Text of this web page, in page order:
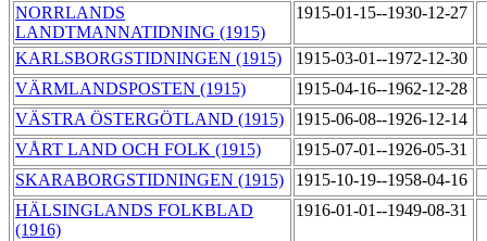
NORRLANDS
LANDTMANNATIDNING (1915)
1915-01-15--1930-12-27
KARLSBORGSTIDNINGEN (1915)
1915-03-01--1972-12-30
VÄRMLANDSPOSTEN (1915)
1915-04-16--1962-12-28
VÄSTRA ÖSTERGÖTLAND (1915)
1915-06-08--1926-12-14
VÅRT LAND OCH FOLK (1915)
1915-07-01--1926-05-31
SKARABORGSTIDNINGEN (1915)
1915-10-19--1958-04-16
HÄLSINGLANDS FOLKBLAD
(1916)
1916-01-01--1949-08-31